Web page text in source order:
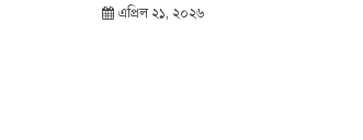
এপ্রিল ২১, ২০২৬